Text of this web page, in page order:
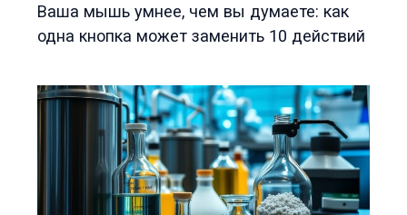
Ваша мышь умнее, чем вы думаете: как
одна кнопка может заменить 10 действий